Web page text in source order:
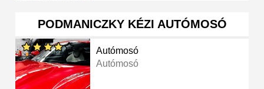
PODMANICZKY KÉZI AUTÓMOSÓ
Autómosó
Autómosó